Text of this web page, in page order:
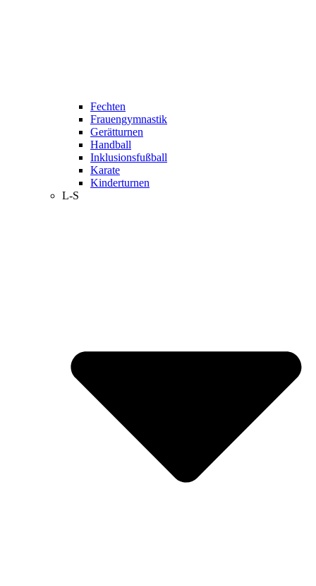
Fechten
Frauengymnastik
Gerätturnen
Handball
Inklusionsfußball
Karate
Kinderturnen
L-S